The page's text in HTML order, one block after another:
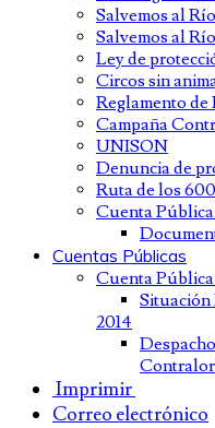
Salvemos al
Salvemos al
Ley de
Circos sin
Reglamento de
Campaña
UNISON
Denuncia de
Ruta de los 600
Cuenta Pública
Cuentas Públicas
Cuenta Pública
Situación
2014
Imprimir
Correo electrónico